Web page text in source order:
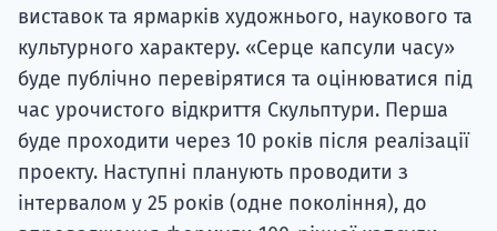
виставок та ярмарків художнього, наукового та
культурного характеру. «Серце капсули часу»
буде публічно перевірятися та оцінюватися під
час урочистого відкриття Скульптури. Перша
буде проходити через 10 років після реалізації
проекту. Наступні планують проводити з
інтервалом у 25 років (одне покоління), до